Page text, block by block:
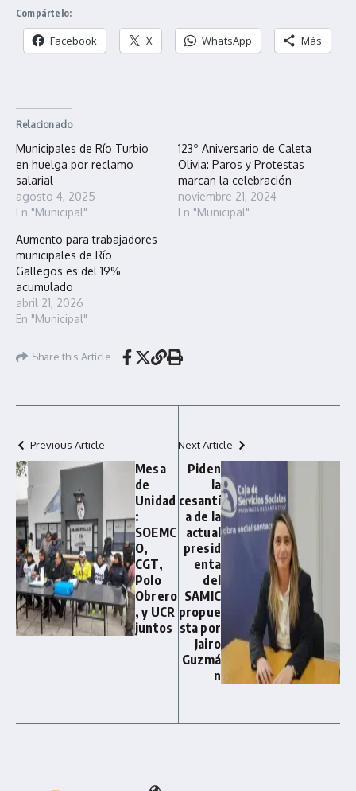
Compártelo:
Facebook X WhatsApp Más
Relacionado
Municipales de Río Turbio
en huelga por reclamo
salarial
agosto 4, 2025
En "Municipal"
123º Aniversario de Caleta
Olivia: Paros y Protestas
marcan la celebración
noviembre 21, 2024
En "Municipal"
Aumento para trabajadores
municipales de Río
Gallegos es del 19%
acumulado
abril 21, 2026
En "Municipal"
Share this Article
Previous Article
Mesa
de
Unidad
:
SOEMC
O,
CGT,
Polo
Obrero
, y UCR
juntos
Next Article
Piden
la
cesantí
a de la
actual
presid
enta
del
SAMIC
propue
sta por
Jairo
Guzmá
n